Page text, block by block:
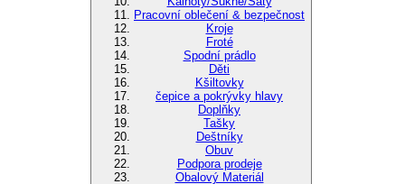
Pracovní oblečení & bezpečnost
Kroje
Froté
Spodní prádlo
Děti
Kšiltovky
čepice a pokrývky hlavy
Doplňky
Tašky
Deštníky
Obuv
Podpora prodeje
Obalový Materiál